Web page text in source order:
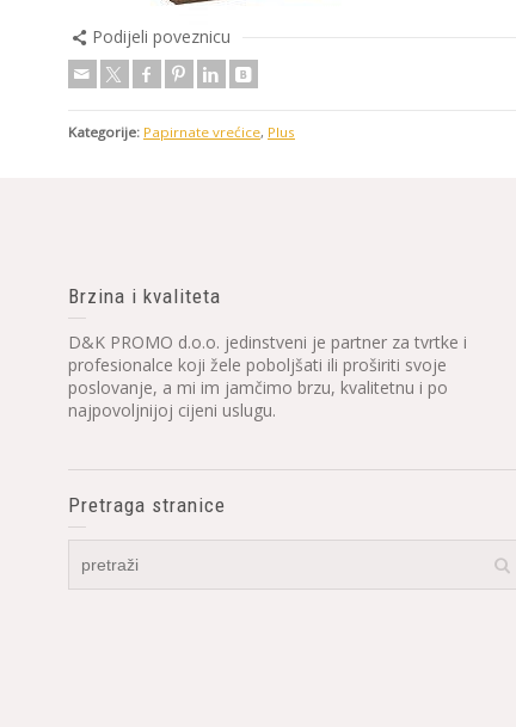
Podijeli poveznicu
Kategorije: Papirnate vrećice, Plus
Brzina i kvaliteta
D&K PROMO d.o.o. jedinstveni je partner za tvrtke i
profesionalce koji žele poboljšati ili proširiti svoje
poslovanje, a mi im jamčimo brzu, kvalitetnu i po
najpovoljnijoj cijeni uslugu.
Pretraga stranice